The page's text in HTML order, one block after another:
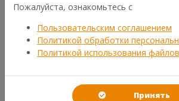
Пожалуйста, ознакомьтесь с
Пользовательским соглашением
Политикой обработки
Политикой использования
Принять